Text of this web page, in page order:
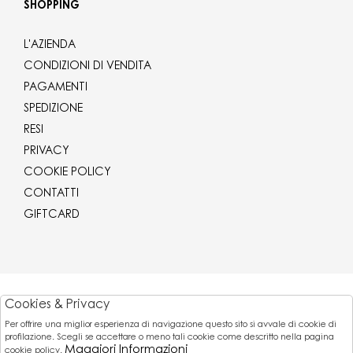
SHOPPING
L'AZIENDA
CONDIZIONI DI VENDITA
PAGAMENTI
SPEDIZIONE
RESI
PRIVACY
COOKIE POLICY
CONTATTI
GIFTCARD
Pagamenti
Cookies & Privacy
Per offrire una miglior esperienza di navigazione questo sito si avvale di cookie di
profilazione. Scegli se accettare o meno tali cookie come descritto nella pagina
cookie policy. Maggiori Informazioni